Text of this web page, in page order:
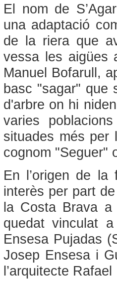
El nom de
una adaptació
de la riera que
vessa les aigües
Manuel Bofarull,
basc "sagar" que
d'arbre on hi
varies
situades més
cognom "Seguer"
En l’origen de la
interès per part
la Costa Brava
quedat vinculat
Ensesa Pujadas
Josep Ensesa i
l’arquitecte